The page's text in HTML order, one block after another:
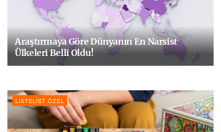
Araştırmaya Göre Dünyanın En Narsist
Ülkeleri Belli Oldu!
LISTELIST ÖZEL